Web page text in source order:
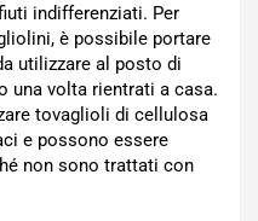
indifferenziati. Per
è possibile portare
utilizzare al posto di
una volta rientrati a casa.
tovaglioli di cellulosa
e possono essere
non sono trattati con